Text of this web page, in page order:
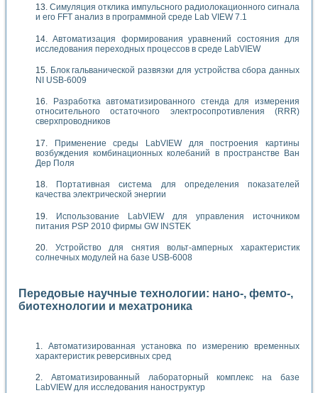
Симуляция отклика импульсного радиолокационного сигнала
и его FFT анализ в программной среде Lab VIEW 7.1
Автоматизация формирования уравнений состояния для
исследования переходных процессов в среде LabVIEW
Блок гальванической развязки для устройства сбора данных
NI USB-6009
Разработка автоматизированного стенда для измерения
относительного остаточного электросопротивления (RRR)
сверхпроводников
Применение среды LabVIEW для построения картины
возбуждения комбинационных колебаний в пространстве Ван
Дер Поля
Портативная система для определения показателей
качества электрической энергии
Использование LabVIEW для управления источником
питания PSP 2010 фирмы GW INSTEK
Устройство для снятия вольт-амперных характеристик
солнечных модулей на базе USB-6008
Передовые научные технологии: нано-, фемто-,
биотехнологии и мехатроника
Автоматизированная установка по измерению временных
характеристик реверсивных сред
Автоматизированный лабораторный комплекс на базе
LabVIEW для исследования наноструктур